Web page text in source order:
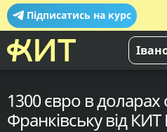
Підписатись на курс
1300 євро в доларах
Франківську від КИТ